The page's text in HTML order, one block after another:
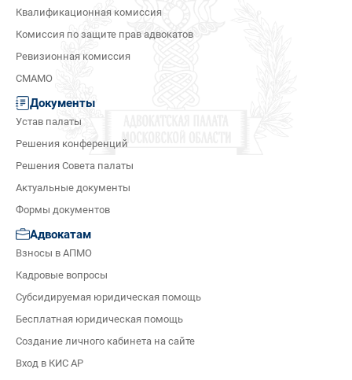
Квалификационная комиссия
Комиссия по защите прав адвокатов
Ревизионная комиссия
СМАМО
Документы
Устав палаты
Решения конференций
Решения Совета палаты
Актуальные документы
Формы документов
Адвокатам
Взносы в АПМО
Кадровые вопросы
Субсидируемая юридическая помощь
Бесплатная юридическая помощь
Создание личного кабинета на сайте
Вход в КИС АР